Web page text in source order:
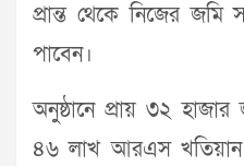
প্রান্ত থেকে নিজের জমি
পাবেন।
অনুষ্ঠানে প্রায় ৩২
৪৬ লাখ আরএস খতিয়ান